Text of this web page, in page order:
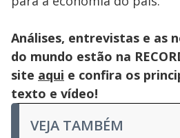
Análises, entrevistas e as
do mundo estão na
site aqui e confira os
texto e vídeo!
VEJA TAMBÉM